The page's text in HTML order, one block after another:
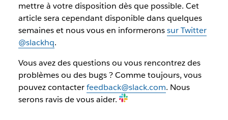
mettre à votre disposition dès que possible. Cet
article sera cependant disponible dans quelques
semaines et nous vous en informeronssur Twitter
@slackhq.
Vous avez des questions ou vous rencontrez des
problèmes ou des bugs ? Comme toujours, vous
pouvez contacterfeedback@slack.com. Nous
serons ravis de vous aider.